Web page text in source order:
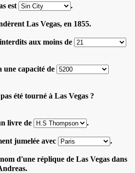
est .
Las Vegas, en 1855.
aux moins de
une capacité de
été tourné à Las Vegas ?
livre de .
jumelée avec .
d'une réplique de Las Vegas dans